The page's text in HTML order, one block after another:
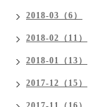
2018-03（6）
2018-02（11）
2018-01（13）
2017-12（15）